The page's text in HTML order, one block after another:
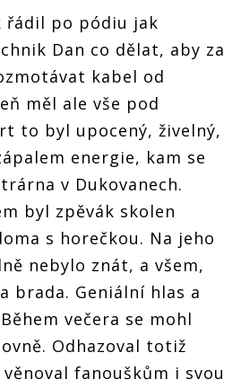
řádil po pódiu jak
Dan co dělat, aby za
kabel od
měl ale vše pod
to byl upocený, živelný,
energie, kam se
v Dukovanech.
byl zpěvák skolen
s horečkou. Na jeho
nebylo znát, a všem,
brada. Geniální hlas a
večera se mohl
Odhazoval totiž
fanouškům i svou